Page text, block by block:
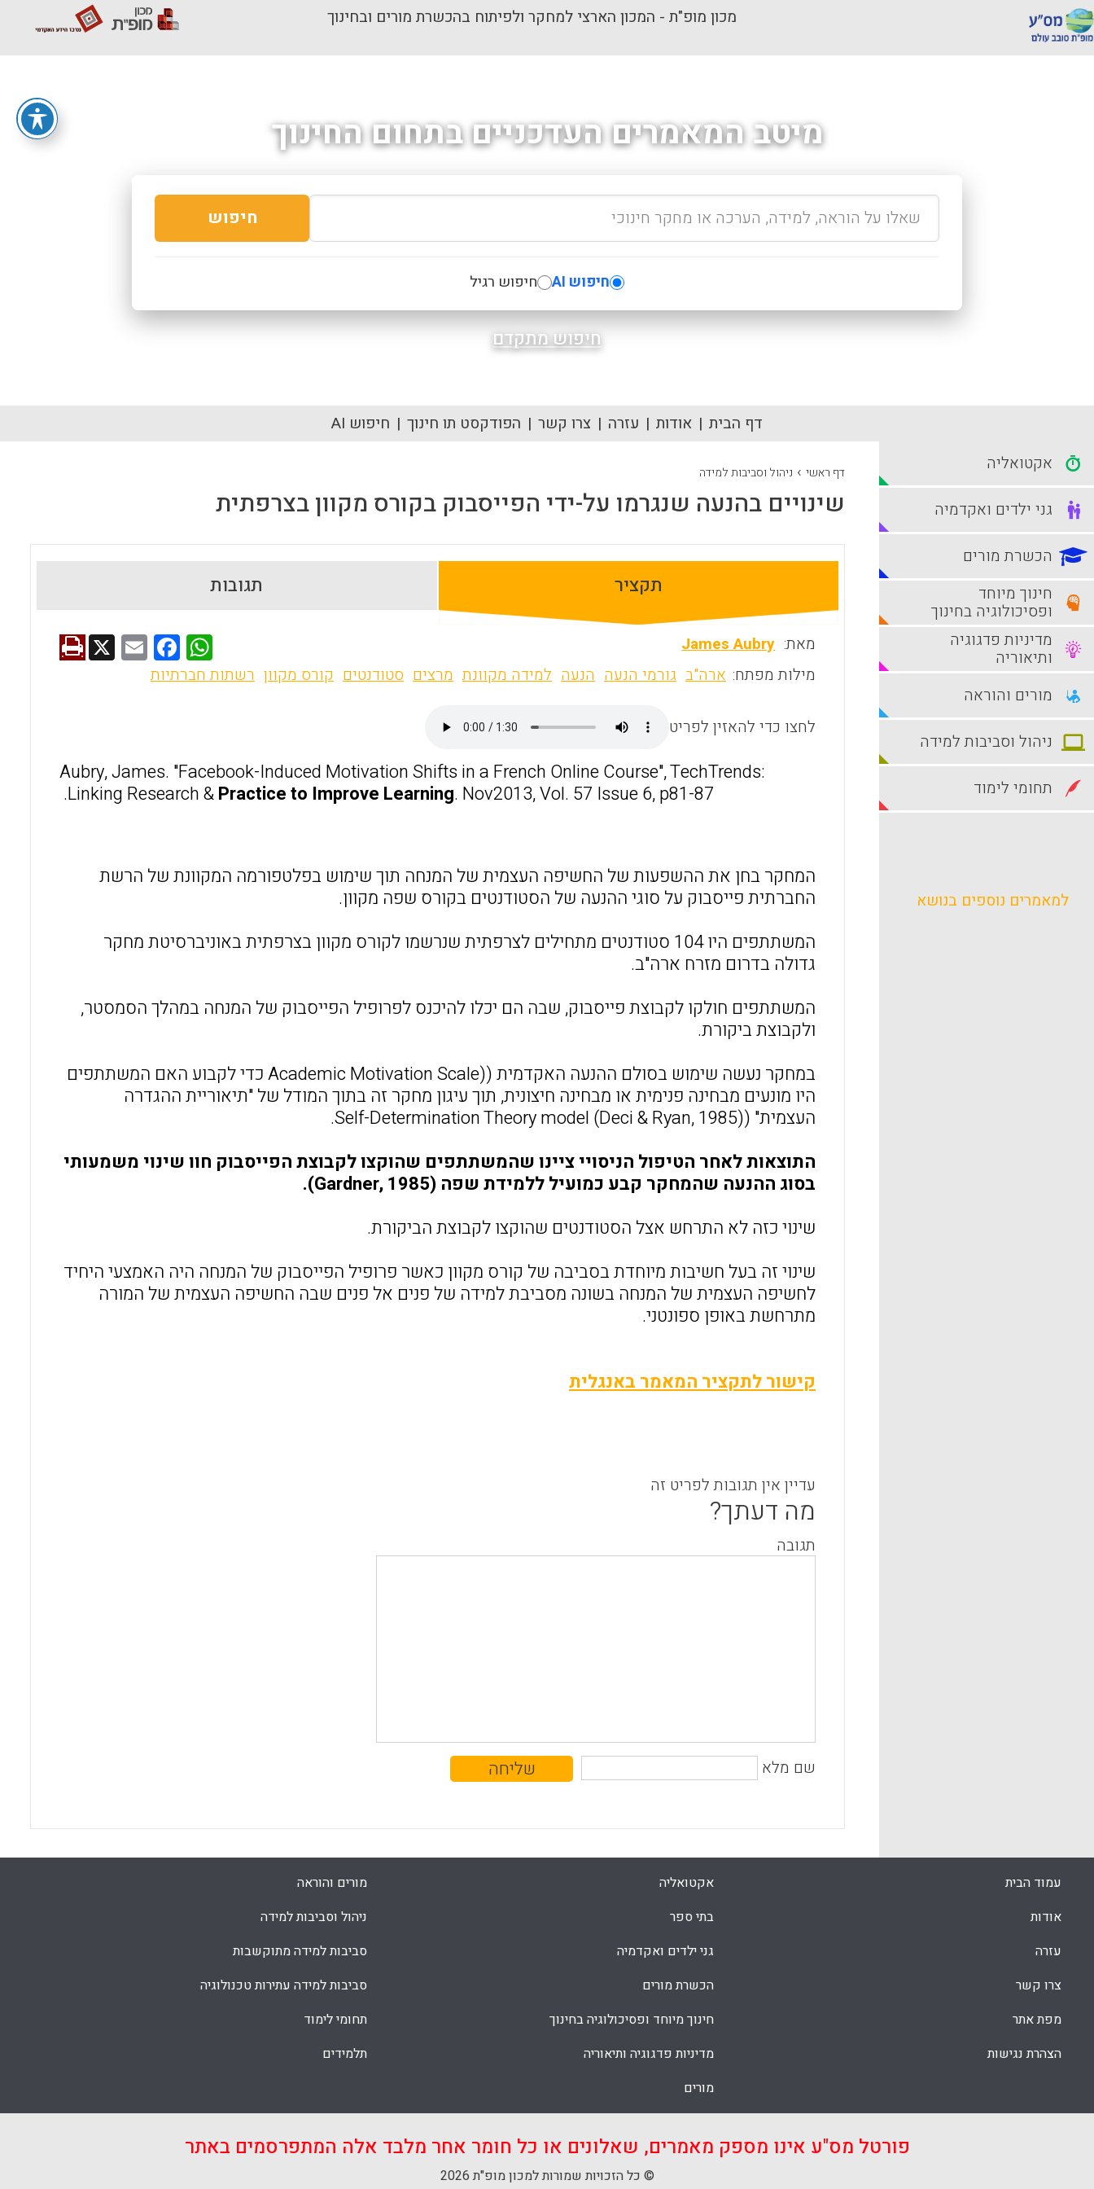
מכון מופ"ת - המכון הארצי למחקר ולפיתוח בהכשרת מורים ובחינוך
מיטב המאמרים העדכניים בתחום החינוך
חיפוש
חיפוש AI חיפוש רגיל
חיפוש מתקדם
דף הבית אודות עזרה צרו קשר הפודקסט תו חינוך חיפוש AI
דף ראשי › ניהול וסביבות למידה
שינויים בהנעה שנגרמו על-ידי הפייסבוק בקורס מקוון בצרפתית
תקציר תגובות
מאת: James Aubry
W
h
p
p
F
a
o
k
E
m
X
מילות מפתח: ארה"ב גורמי הנעה הנעה למידה מקוונת מרצים סטודנטים קורס מקוון רשתות חברתיות
לחצו כדי להאזין לפריט
Aubry, James. "Facebook-Induced Motivation Shifts in a French Online Course", TechTrends:
Linking Research &Practice to Improve Learning. Nov2013, Vol. 57 Issue 6, p81-87.
המחקר בחן את ההשפעות של החשיפה העצמית של המנחה תוך שימוש בפלטפורמה המקוונת של הרשת
החברתית פייסבוק על סוגי ההנעה של הסטודנטים בקורס שפה מקוון.
המשתתפים היו 104 סטודנטים מתחילים לצרפתית שנרשמו לקורס מקוון בצרפתית באוניברסיטת מחקר
גדולה בדרום מזרח ארה"ב.
המשתתפים חולקו לקבוצת פייסבוק, שבה הם יכלו להיכנס לפרופיל הפייסבוק של המנחה במהלך הסמסטר,
ולקבוצת ביקורת.
במחקר נעשה שימוש בסולם ההנעה האקדמית ((Academic Motivation Scale כדי לקבוע האם המשתתפים
היו מונעים מבחינה פנימית או מבחינה חיצונית, תוך עיגון מחקר זה בתוך המודל של "תיאוריית ההגדרה
העצמית" (Self-Determination Theory model (Deci & Ryan, 1985).
התוצאות לאחר הטיפול הניסויי ציינו שהמשתתפים שהוקצו לקבוצת הפייסבוק חוו שינוי משמעותי
בסוג ההנעה שהמחקר קבע כמועיל ללמידת שפה (Gardner, 1985).
שינוי כזה לא התרחש אצל הסטודנטים שהוקצו לקבוצת הביקורת.
שינוי זה בעל חשיבות מיוחדת בסביבה של קורס מקוון כאשר פרופיל הפייסבוק של המנחה היה האמצעי היחיד
לחשיפה העצמית של המנחה בשונה מסביבת למידה של פנים אל פנים שבה החשיפה העצמית של המורה
מתרחשת באופן ספונטני.
קישור לתקציר המאמר באנגלית
עדיין אין תגובות לפריט זה
מה דעתך?
תגובה
שם מלא
אקטואליה
גני ילדים ואקדמיה
הכשרת מורים
חינוך מיוחד
ופסיכולוגיה בחינוך
מדיניות פדגוגיה
ותיאוריה
מורים והוראה
ניהול וסביבות למידה
תחומי לימוד
למאמרים נוספים בנושא
עמוד הבית
אודות
עזרה
צרו קשר
מפת אתר
הצהרת נגישות
אקטואליה
בתי ספר
גני ילדים ואקדמיה
הכשרת מורים
חינוך מיוחד ופסיכולוגיה בחינוך
מדיניות פדגוגיה ותיאוריה
מורים
מורים והוראה
ניהול וסביבות למידה
סביבות למידה מתוקשבות
סביבות למידה עתירות טכנולוגיה
תחומי לימוד
תלמידים
פורטל מס"ע אינו מספק מאמרים, שאלונים או כל חומר אחר מלבד אלה המתפרסמים באתר
© כל הזכויות שמורות למכון מופ"ת 2026